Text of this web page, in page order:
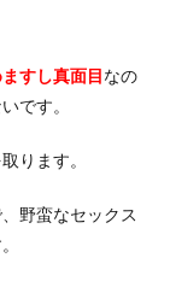
すし真面目なの
です。
ります。
野蛮なセックス